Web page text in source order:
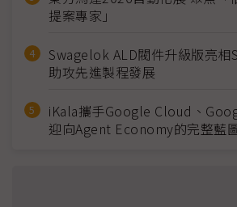
提案專家」
Swagelok ALD閥件升級版亮相
助攻先進製程發展
iKala攜手Google Cloud、
迎向Agent Economy的完整藍